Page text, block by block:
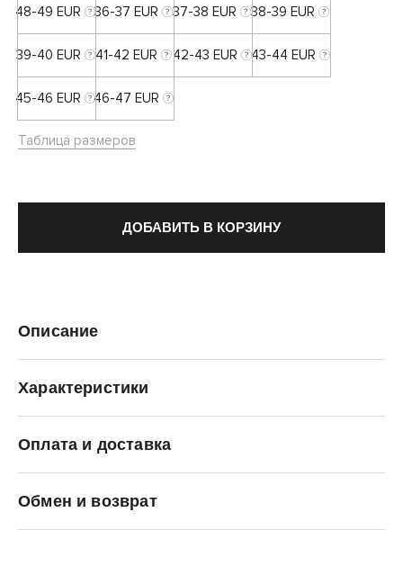
48-49 EUR 36-37 EUR 37-38 EUR 38-39 EUR
39-40 EUR 41-42 EUR 42-43 EUR 43-44 EUR
45-46 EUR 46-47 EUR
Таблица размеров
ДОБАВИТЬ В КОРЗИНУ
Описание
Характеристики
Оплата и доставка
Обмен и возврат